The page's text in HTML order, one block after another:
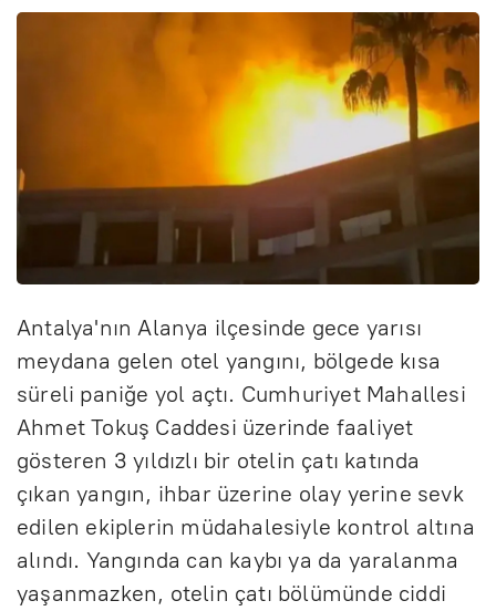
Antalya'nın Alanya ilçesinde gece yarısı
meydana gelen otel yangını, bölgede kısa
süreli paniğe yol açtı. Cumhuriyet Mahallesi
Ahmet Tokuş Caddesi üzerinde faaliyet
gösteren 3 yıldızlı bir otelin çatı katında
çıkan yangın, ihbar üzerine olay yerine sevk
edilen ekiplerin müdahalesiyle kontrol altına
alındı. Yangında can kaybı ya da yaralanma
yaşanmazken, otelin çatı bölümünde ciddi